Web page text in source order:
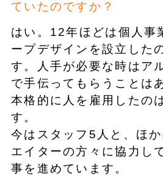
ていたのですか？
はい。12年ほどは個人事
ープデザインを設立した
す。人手が必要な時はア
で手伝ってもらうことは
本格的に人を雇用したの
す。
今はスタッフ5人と、ほ
エイターの方々に協力し
事を進めています。